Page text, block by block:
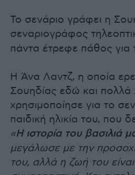
Το σενάριο γράφει η
σεναριογράφος
πάντα έτρεφε πάθος
Η Άνα Λαντζ, η οποία
Σουηδίας εδώ και πολλά
χρησιμοποίησε για το
παιδική ηλικία του, που
«Η ιστορία του βασιλιά
μεγάλωσε με την
του, αλλά η ζωή του